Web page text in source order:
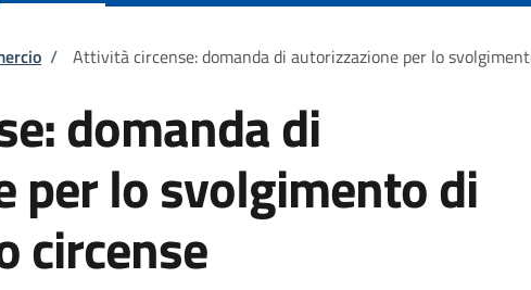
/ Attività circense: domanda di autorizzazione per lo
domanda di
per lo svolgimento di
circense